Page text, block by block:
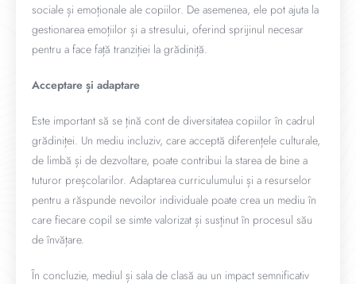
sociale și emoționale ale copiilor. De asemenea, ele pot ajuta la
gestionarea emoțiilor și a stresului, oferind sprijinul necesar
pentru a face față tranziției la grădiniță.
Acceptare și adaptare
Este important să se țină cont de diversitatea copiilor în cadrul
grădiniței. Un mediu incluziv, care acceptă diferențele culturale,
de limbă și de dezvoltare, poate contribui la starea de bine a
tuturor preșcolarilor. Adaptarea curriculumului și a resurselor
pentru a răspunde nevoilor individuale poate crea un mediu în
care fiecare copil se simte valorizat și susținut în procesul său
de învățare.
În concluzie, mediul și sala de clasă au un impact semnificativ